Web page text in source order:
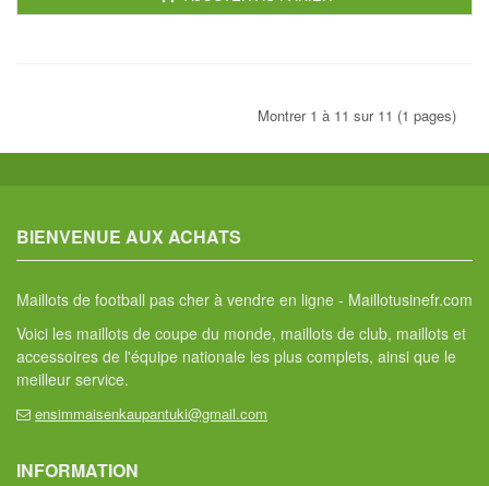
Montrer 1 à 11 sur 11 (1 pages)
BIENVENUE AUX ACHATS
Maillots de football pas cher à vendre en ligne - Maillotusinefr.com
Voici les maillots de coupe du monde, maillots de club, maillots et
accessoires de l'équipe nationale les plus complets, ainsi que le
meilleur service.
ensimmaisenkaupantuki@gmail.com
INFORMATION